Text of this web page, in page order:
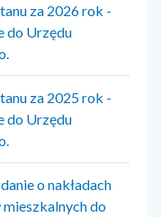
za 2026 rok -
do Urzędu
za 2025 rok -
do Urzędu
o nakładach
do